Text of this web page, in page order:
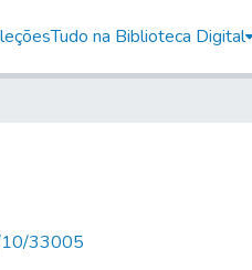
Tudo na Biblioteca Digital
10/33005